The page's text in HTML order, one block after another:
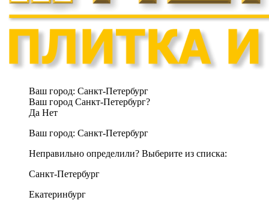
Ваш город: Санкт-Петербург
Ваш город Санкт-Петербург?
Да Нет
Ваш город: Санкт-Петербург
Неправильно определили? Выберите из списка:
Санкт-Петербург
Екатеринбург